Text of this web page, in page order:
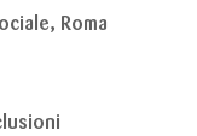
Roma